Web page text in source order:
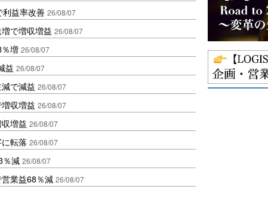
利益率改善 26/08/07
で増収増益 26/08/07
増 26/08/07
益 26/08/07
で減益 26/08/07
収増益 26/08/07
増益 26/08/07
転落 26/08/07
％減 26/08/07
業益68％減 26/08/07